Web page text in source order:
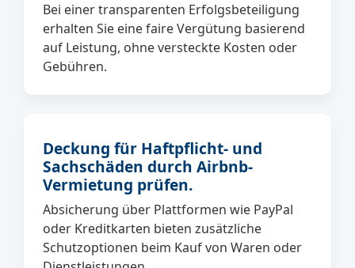
Bei einer transparenten Erfolgsbeteiligung
erhalten Sie eine faire Vergütung basierend
auf Leistung, ohne versteckte Kosten oder
Gebühren.
Deckung für Haftpflicht- und
Sachschäden durch Airbnb-
Vermietung prüfen.
Absicherung über Plattformen wie PayPal
oder Kreditkarten bieten zusätzliche
Schutzoptionen beim Kauf von Waren oder